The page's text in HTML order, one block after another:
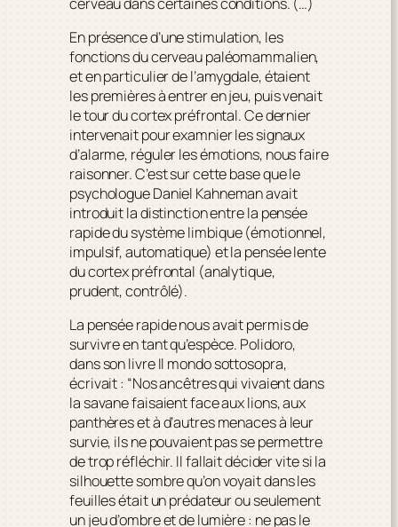
En présence d’une stimulation, les
fonctions du cerveau paléomammalien,
et en particulier de l’amygdale, étaient
les premières à entrer en jeu, puis venait
le tour du cortex préfrontal. Ce dernier
intervenait pour examnier les signaux
d’alarme, réguler les émotions, nous faire
raisonner. C’est sur cette base que le
psychologue Daniel Kahneman avait
introduit la distinction entrela pensée
rapidedu système limbique (émotionnel,
impulsif, automatique) etla pensée lente
du cortex préfrontal (analytique,
prudent, contrôlé).
La pensée rapide nous avait permis de
survivre en tant qu’espèce. Polidoro,
dans son livreIl mondo sottosopra,
écrivait : “Nos ancêtres qui vivaient dans
la savane faisaient face aux lions, aux
panthères et à d’autres menaces à leur
survie, ils ne pouvaient pas se permettre
de trop réfléchir. Il fallait décider vite si la
silhouette sombre qu’on voyait dans les
feuilles était un prédateur ou seulement
un jeu d’ombre et de lumière : ne pas le